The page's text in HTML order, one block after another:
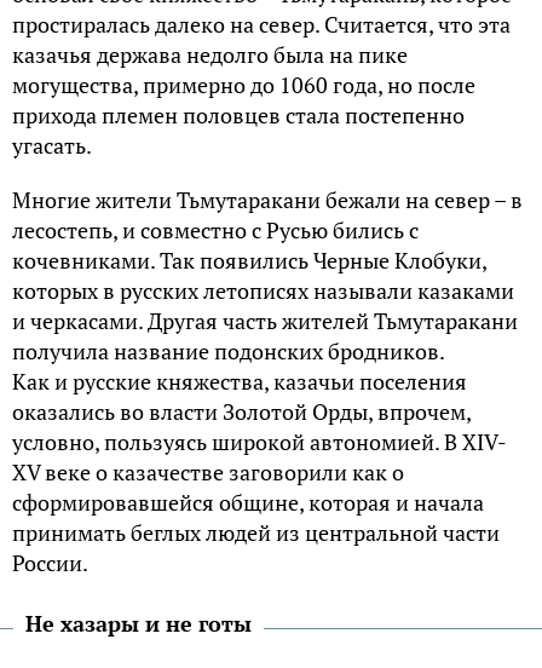
простиралась далеко на север. Считается, что эта
казачья держава недолго была на пике
могущества, примерно до 1060 года, но после
прихода племен половцев стала постепенно
угасать.
Многие жители Тьмутаракани бежали на север – в
лесостепь, и совместно с Русью бились с
кочевниками. Так появились Черные Клобуки,
которых в русских летописях называли казаками
и черкасами. Другая часть жителей Тьмутаракани
получила название подонских бродников.
Как и русские княжества, казачьи поселения
оказались во власти Золотой Орды, впрочем,
условно, пользуясь широкой автономией. В XIV-
XV веке о казачестве заговорили как о
сформировавшейся общине, которая и начала
принимать беглых людей из центральной части
России.
Не хазары и не готы